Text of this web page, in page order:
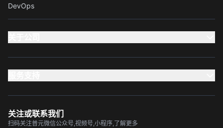
DevOps
关注或联系我们
扫码关注普元微信公众号,视频号,小程序,了解更多